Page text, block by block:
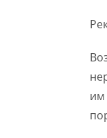
им